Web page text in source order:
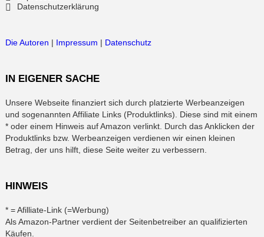
Datenschutzerklärung
Die Autoren | Impressum | Datenschutz
IN EIGENER SACHE
Unsere Webseite finanziert sich durch platzierte Werbeanzeigen
und sogenannten Affiliate Links (Produktlinks). Diese sind mit einem
* oder einem Hinweis auf Amazon verlinkt. Durch das Anklicken der
Produktlinks bzw. Werbeanzeigen verdienen wir einen kleinen
Betrag, der uns hilft, diese Seite weiter zu verbessern.
HINWEIS
* = Afilliate-Link (=Werbung)
Als Amazon-Partner verdient der Seitenbetreiber an qualifizierten
Käufen.